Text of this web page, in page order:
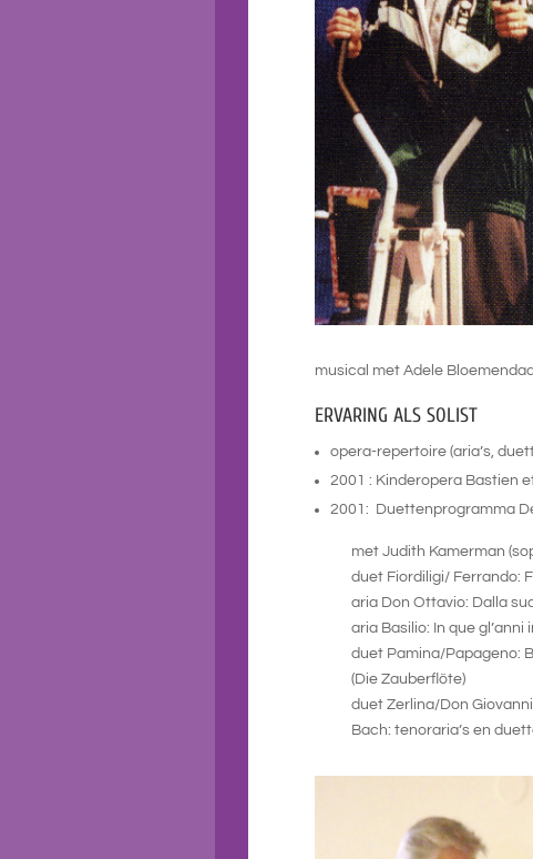
musical met Adele
ERVARING ALS SOLIST
opera-repertoire (aria’s,
2001 : Kinderopera Bastien
2001: Duettenprogramma
met Judith Kamerman
duet Fiordiligi/ Ferrando:
aria Don Ottavio: Dalla sua
aria Basilio: In que gl’anni in
duet Pamina/Papageno:
(Die Zauberflöte)
duet Zerlina/Don Giovanni :
Bach: tenoraria’s en